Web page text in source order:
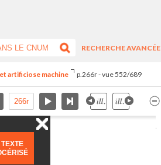
RECHERCHE AVANCÉE
artificiose machine p.266r - vue 552/689
TEXTE